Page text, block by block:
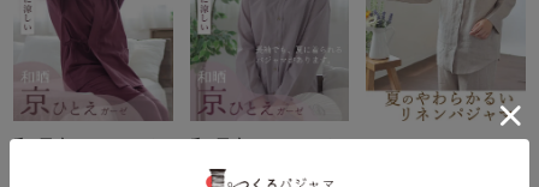
ーゼレディース